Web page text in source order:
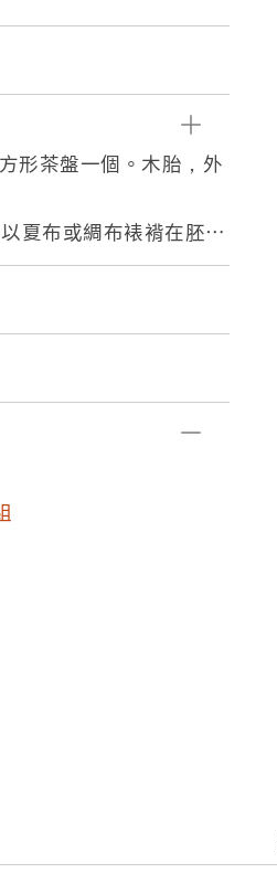
形茶盤一個。木胎，外
夏布或綢布裱褙在胚胎
、髹漆、打磨等多道工
以「沈紹安」開頭，